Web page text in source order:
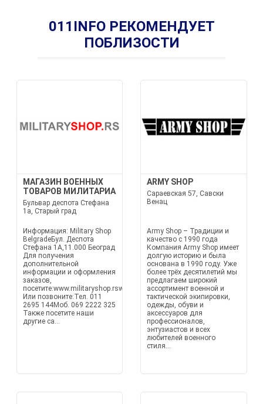
011INFO РЕКОМЕНДУЕТ
ПОБЛИЗОСТИ
МАГАЗИН ВОЕННЫХ
ТОВАРОВ МИЛИТАРИА
Бульвар деспота Стефана
1а, Старый град
Информация: Military Shop
BelgradeБул. Деспота
Стефана 1А,11.000 Београд
Для получения
дополнительной
информации и оформления
заказов,
Или позвоните:Тел. 011
2695 144Моб. 069 2222 325
Также посетите наши
другие са...
ARMY SHOP
Сараевская 57, Савски
Венац
Army Shop – Традиции и
качество с 1990 года
Компания Army Shop имеет
долгую историю и была
основана в 1990 году. Уже
более трёх десятилетий мы
предлагаем широкий
ассортимент военной и
тактической экипировки,
одежды, обуви и
аксессуаров для
профессионалов,
энтузиастов и всех
любителей военного
стиля...